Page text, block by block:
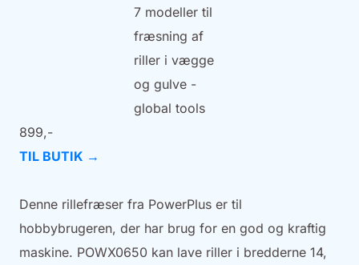
899,-
TIL BUTIK →
Denne rillefræser fra PowerPlus er til
hobbybrugeren, der har brug for en god og kraftig
maskine. POWX0650 kan lave riller i bredderne 14,